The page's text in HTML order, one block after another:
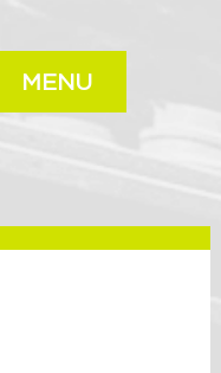
MENU